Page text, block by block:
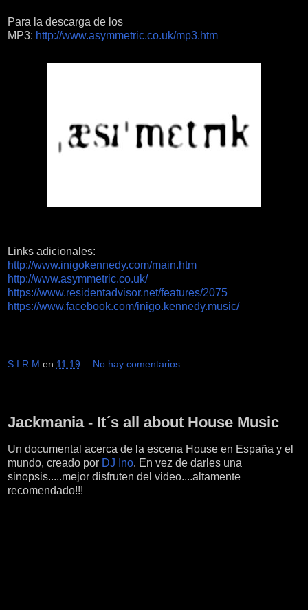
Para la descarga de los
MP3: http://www.asymmetric.co.uk/mp3.htm
Links adicionales:
http://www.inigokennedy.com/main.htm
http://www.asymmetric.co.uk/
https://www.residentadvisor.net/features/2075
https://www.facebook.com/inigo.kennedy.music/
S I R M en 11:19 No hay comentarios:
Jackmania - It´s all about House Music
Un documental acerca de la escena House en España y el
mundo, creado por DJ Ino. En vez de darles una
sinopsis.....mejor disfruten del video....altamente
recomendado!!!